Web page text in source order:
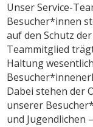
Unser Service-
Besucher*innen
auf den Schutz
Teammitglied
Haltung
Dabei stehen der
unserer
und Jugendlichen